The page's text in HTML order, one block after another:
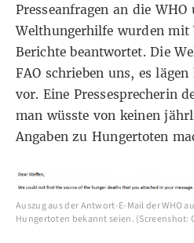
Presseanfragen an die WHO
Welthungerhilfe wurden mit
Berichte beantwortet. Die
FAO schrieben uns, es
vor. Eine Pressesprecherin
man wüsste von keinen
Angaben zu Hungertoten
Auszug aus der Antwort-E-Mail der WHO
Hungertoten bekannt seien. (Screenshot: